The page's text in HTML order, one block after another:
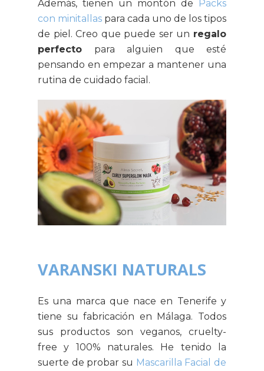
Además, tienen un montón de
Packs
con minitallas para cada uno de los tipos
de piel. Creo que puede ser un regalo
perfecto para alguien que esté
pensando en empezar a mantener una
rutina de cuidado facial.
VARANSKI NATURALS
Es una marca que nace en Tenerife y
tiene su fabricación en Málaga. Todos
sus productos son veganos, cruelty-
free y 100% naturales. He tenido la
suerte de probar su Mascarilla Facial de